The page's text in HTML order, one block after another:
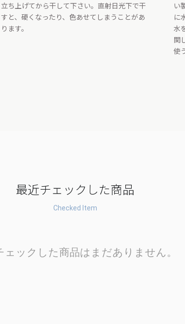
立ち上げてから干して下さい。直射日光下で干
すと、硬くなったり、色あせてしまうことがあ
ります。
い
に
水
関
使
最近チェックした商品
Checked Item
ェックした商品はまだありません。